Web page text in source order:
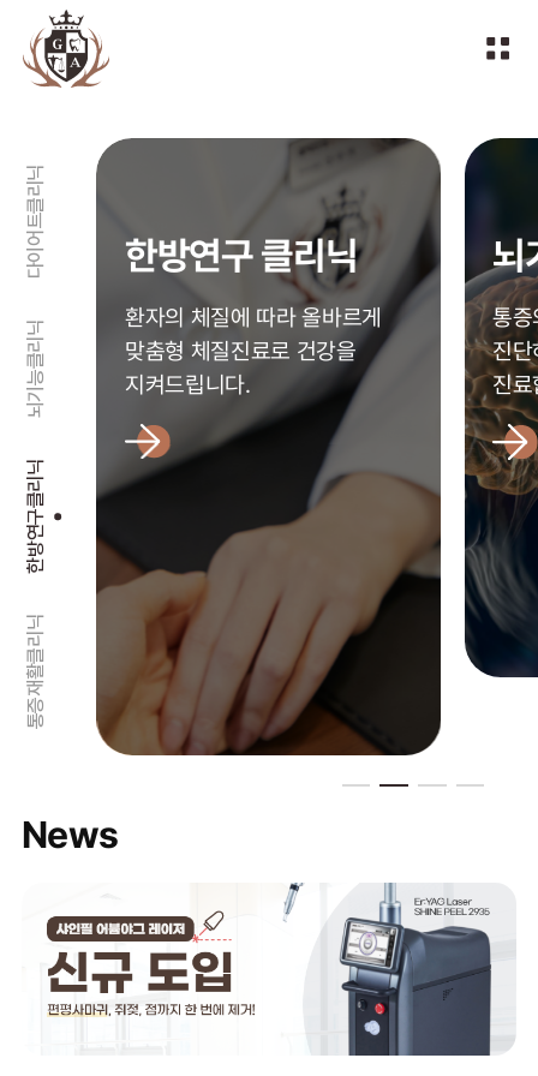
통증재활클리닉
한방연구클리닉
뇌기능클리닉
다이어트클리닉 한방연구 클리닉
환자의 체질에 따라 올바르게
맞춤형 체질진료로 건강을
지켜드립니다.
뇌
통
진
진료
News